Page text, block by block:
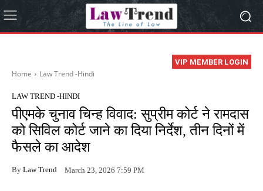
VIP MEMBER LOGIN
Home Law Trend -Hindi
LAW TREND -HINDI
पीएमके चुनाव चिन्ह विवाद: सुप्रीम कोर्ट ने रामदास
को सिविल कोर्ट जाने का दिया निर्देश, तीन दिनों में
फैसले का आदेश
By Law Trend March 23, 2026 7:59 PM